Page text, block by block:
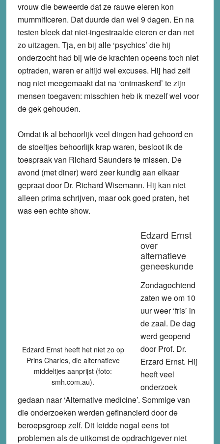
vrouw die beweerde dat ze rauwe eieren kon
mummificeren. Dat duurde dan wel 9 dagen. En na
testen bleek dat niet-ingestraalde eieren er dan net
zo uitzagen. Tja, en bij alle ‘psychics’ die hij
onderzocht had bij wie de krachten opeens toch niet
optraden, waren er altijd wel excuses. Hij had zelf
nog niet meegemaakt dat na ‘ontmaskerd’ te zijn
mensen toegaven: misschien heb ik mezelf wel voor
de gek gehouden.
Omdat ik al behoorlijk veel dingen had gehoord en
de stoeltjes behoorlijk krap waren, besloot ik de
toespraak van Richard Saunders te missen. De
avond (met diner) werd zeer kundig aan elkaar
gepraat door Dr. Richard Wisemann. Hij kan niet
alleen prima schrijven, maar ook goed praten, het
was een echte show.
Edzard Ernst heeft het niet zo op
Prins Charles, die alternatieve
middeltjes aanprijst (foto:
smh.com.au).
Edzard Ernst
over
alternatieve
geneeskunde
Zondagochtend
zaten we om 10
uur weer ‘fris’ in
de zaal. De dag
werd geopend
door Prof. Dr.
Erzard Ernst. Hij
heeft veel
onderzoek
gedaan naar ‘Alternative medicine’. Sommige van
die onderzoeken werden gefinancierd door de
beroepsgroep zelf. Dit leidde nogal eens tot
problemen als de uitkomst de opdrachtgever niet